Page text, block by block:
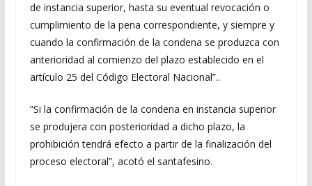
de instancia superior, hasta su eventual revocación o
cumplimiento de la pena correspondiente, y siempre y
cuando la confirmación de la condena se produzca con
anterioridad al comienzo del plazo establecido en el
artículo 25 del Código Electoral Nacional”..
“Si la confirmación de la condena en instancia superior
se produjera con posterioridad a dicho plazo, la
prohibición tendrá efecto a partir de la finalización del
proceso electoral”, acotó el santafesino.